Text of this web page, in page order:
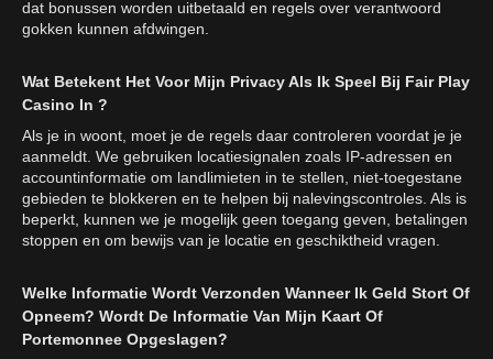
dat bonussen worden uitbetaald en regels over verantwoord
gokken kunnen afdwingen.
Wat Betekent Het Voor Mijn Privacy Als Ik Speel Bij Fair Play
Casino In ?
Als je in woont, moet je de regels daar controleren voordat je je
aanmeldt. We gebruiken locatiesignalen zoals IP-adressen en
accountinformatie om landlimieten in te stellen, niet-toegestane
gebieden te blokkeren en te helpen bij nalevingscontroles. Als is
beperkt, kunnen we je mogelijk geen toegang geven, betalingen
stoppen en om bewijs van je locatie en geschiktheid vragen.
Welke Informatie Wordt Verzonden Wanneer Ik Geld Stort Of
Opneem? Wordt De Informatie Van Mijn Kaart Of
Portemonnee Opgeslagen?